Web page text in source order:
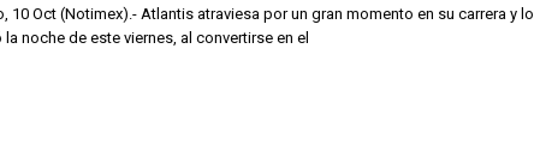
10 Oct (Notimex).- Atlantis atraviesa por un gran momento en su carrera y lo
noche de este viernes, al convertirse en el